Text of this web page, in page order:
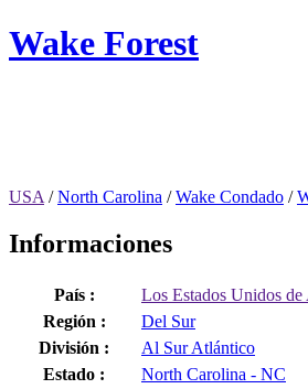
Wake Forest
USA /North Carolina /Wake Condado /
Informaciones
País :
Los Estados Unidos de
Región :
Del Sur
División :
Al Sur Atlántico
Estado :
North Carolina - NC